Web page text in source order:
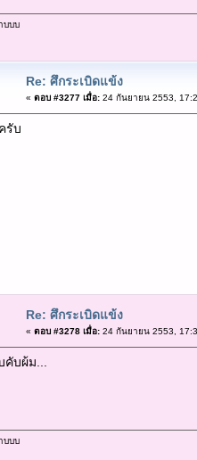
บบบ
Re: ศึกระเบิดแข้ง
« ตอบ #3277 เมื่อ:24 กันยายน 2553,
รับ
Re: ศึกระเบิดแข้ง
« ตอบ #3278 เมื่อ:24 กันยายน 2553,
บผ้ม...
บบบ